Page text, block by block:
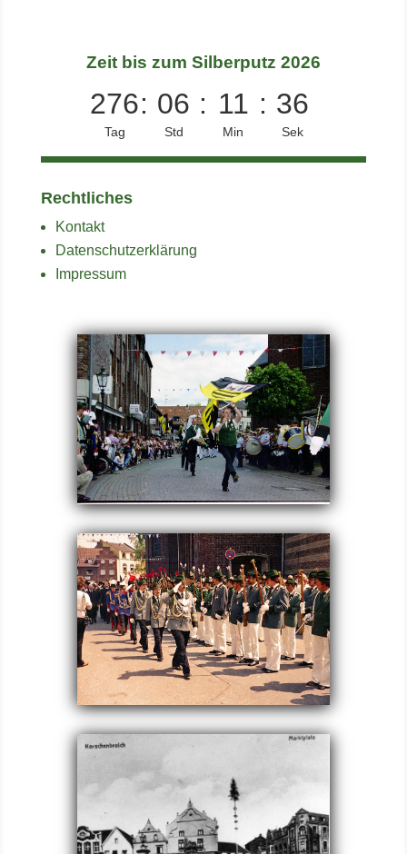
Zeit bis zum Silberputz 2026
276
Tag
: 06
Std
: 11
Min
: 36
Sek
Rechtliches
Kontakt
Datenschutzerklärung
Impressum